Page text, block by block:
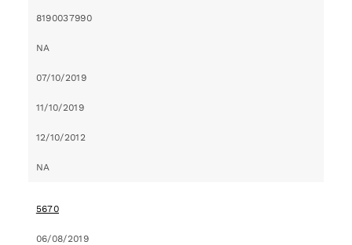
8190037990
NA
07/10/2019
11/10/2019
12/10/2012
NA
5670
06/08/2019